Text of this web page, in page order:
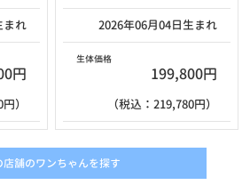
まれ
円
）
2026年06月04日生まれ
生体価格
199,800円
（税込：219,780円）
店舗のワンちゃんを探す